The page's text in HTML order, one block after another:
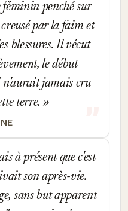
penché sur
par la faim et
blessures. Il vécut
le début
n'aurait jamais cru
terre.
à présent que c'est
son après-vie.
sans but apparent